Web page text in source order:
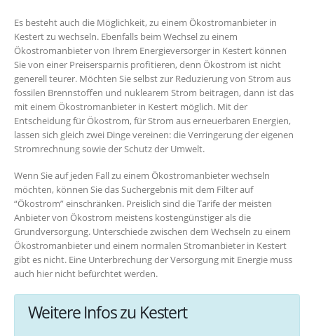
Es besteht auch die Möglichkeit, zu einem Ökostromanbieter in
Kestert zu wechseln. Ebenfalls beim Wechsel zu einem
Ökostromanbieter von Ihrem Energieversorger in Kestert können
Sie von einer Preisersparnis profitieren, denn Ökostrom ist nicht
generell teurer. Möchten Sie selbst zur Reduzierung von Strom aus
fossilen Brennstoffen und nuklearem Strom beitragen, dann ist das
mit einem Ökostromanbieter in Kestert möglich. Mit der
Entscheidung für Ökostrom, für Strom aus erneuerbaren Energien,
lassen sich gleich zwei Dinge vereinen: die Verringerung der eigenen
Stromrechnung sowie der Schutz der Umwelt.
Wenn Sie auf jeden Fall zu einem Ökostromanbieter wechseln
möchten, können Sie das Suchergebnis mit dem Filter auf
“Ökostrom” einschränken. Preislich sind die Tarife der meisten
Anbieter von Ökostrom meistens kostengünstiger als die
Grundversorgung. Unterschiede zwischen dem Wechseln zu einem
Ökostromanbieter und einem normalen Stromanbieter in Kestert
gibt es nicht. Eine Unterbrechung der Versorgung mit Energie muss
auch hier nicht befürchtet werden.
Weitere Infos zu Kestert